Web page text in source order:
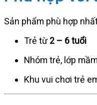
Sản phẩm phù hợp
Trẻ từ2 – 6 tuổi
Nhóm trẻ, lớp
Khu vui chơi trẻ